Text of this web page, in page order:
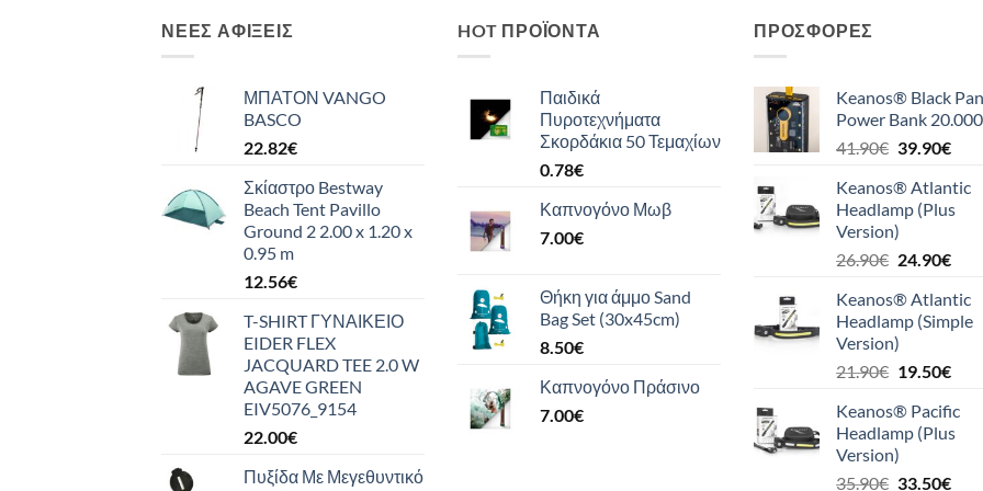
ΝΈΕΣ ΑΦΊΞΕΙΣ
ΜΠΑΤΟΝ VANGO
BASCO
22.82€
Σκίαστρο Bestway
Beach Tent Pavillo
Ground 2 2.00 x 1.20 x
0.95 m
12.56€
T-SHIRT ΓΥΝΑΙΚΕΙΟ
EIDER FLEX
JACQUARD TEE 2.0 W
AGAVE GREEN
EIV5076_9154
22.00€
Πυξίδα Με Μεγεθυντικό
HOT ΠΡΟΪΌΝΤΑ
Παιδικά
Πυροτεχνήματα
Σκορδάκια 50 Τεμαχίων
0.78€
Καπνογόνο Μωβ
7.00€
Θήκη για άμμο Sand
Bag Set (30x45cm)
8.50€
Καπνογόνο Πράσινο
7.00€
ΠΡΟΣΦΟΡΈΣ
Keanos® Black
Power Bank 20.000
41.90€ Original
was:
41.90€.
39.90€Η
τιμή
είναι:
Keanos® Atlantic
Headlamp (Plus
Version)
26.90€ Original
was:
26.90€.
24.90€Η
τιμή
είναι:
Keanos® Atlantic
Headlamp (Simple
Version)
21.90€ Original
was:
21.90€.
19.50€Η
τιμή
είναι:
Keanos® Pacific
Headlamp (Plus
Version)
35.90€ Original
33.50€Η